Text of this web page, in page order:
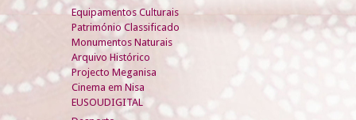
Equipamentos Culturais
Património Classificado
Monumentos Naturais
Arquivo Histórico
Projecto Meganisa
Cinema em Nisa
EUSOUDIGITAL